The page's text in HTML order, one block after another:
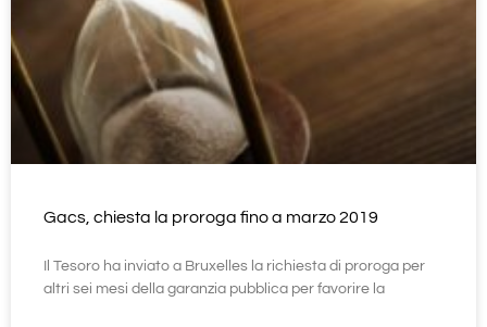
Gacs, chiesta la proroga fino a marzo 2019
Il Tesoro ha inviato a Bruxelles la richiesta di proroga per
altri sei mesi della garanzia pubblica per favorire la